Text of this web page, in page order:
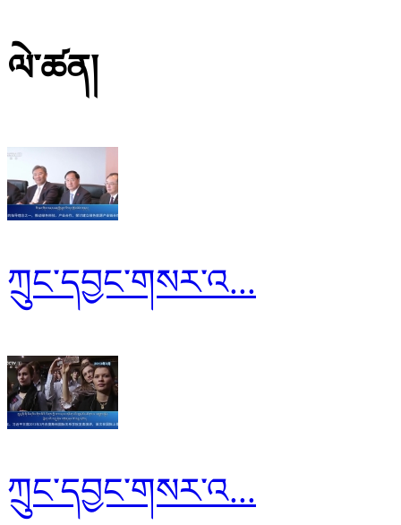
ལེ་ཚན།
ཀྲུང་དབྱང་གསར་འ...
ཀྲུང་དབྱང་གསར་འ...